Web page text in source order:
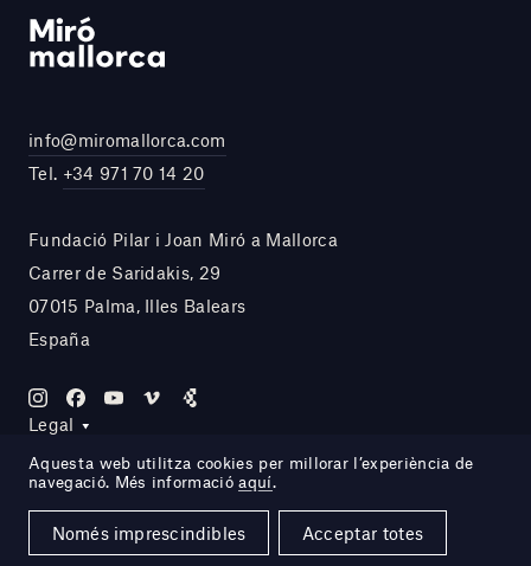
info@miromallorca.com
Tel. +34 971 70 14 20
Fundació Pilar i Joan Miró a Mallorca
Carrer de Saridakis, 29
07015 Palma, Illes Balears
España
Legal
Site by DOMO—A
Aquesta web utilitza cookies per millorar l’experiència de
navegació. Més informacióaquí.
Només imprescindibles Acceptar totes